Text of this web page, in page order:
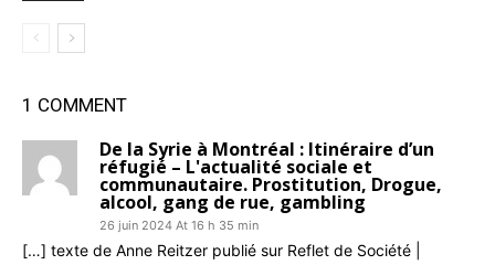
1 COMMENT
De la Syrie à Montréal : Itinéraire d’un
réfugié – L'actualité sociale et
communautaire. Prostitution, Drogue,
alcool, gang de rue, gambling
26 juin 2024 At 16 h 35 min
[…] texte de Anne Reitzer publié sur Reflet de Société |